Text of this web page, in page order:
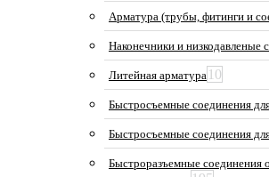
Арматура (трубы, фитинги и
Наконечники и низкодавленые
Литейная арматура 10
Быстросъемные соединения
Быстросъемные соединения
Быстроразъемные соединения